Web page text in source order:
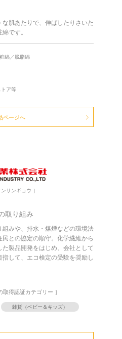
肌あたりで、伸ばしたりさいた
です。
綿／脱脂綿
トア等
ページへ
ンサンギョウ ］
取り組み
みや、排水・煤煙などの環境法
との協定の順守。化学繊維から
製品開発をはじめ、会社として
して、エコ検定の受験を奨励し
取得認証カテゴリー ］
雑貨（ベビー＆キッズ）